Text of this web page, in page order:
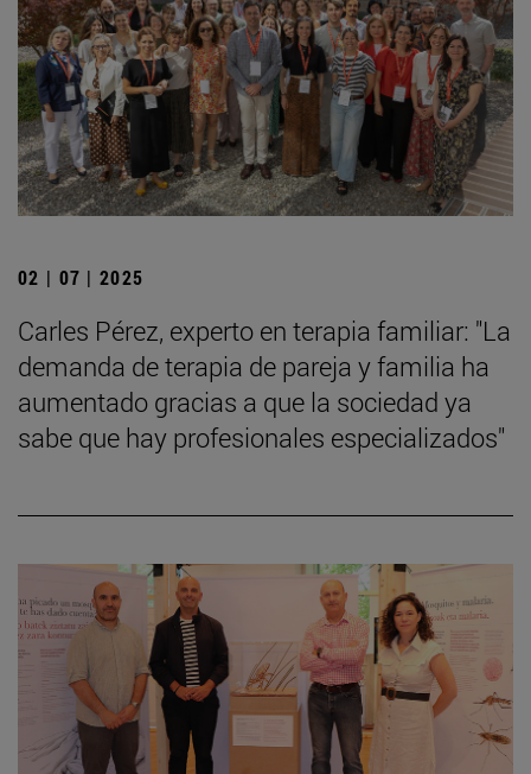
02 | 07 | 2025
Carles Pérez, experto en terapia familiar: "La
demanda de terapia de pareja y familia ha
aumentado gracias a que la sociedad ya
sabe que hay profesionales especializados"